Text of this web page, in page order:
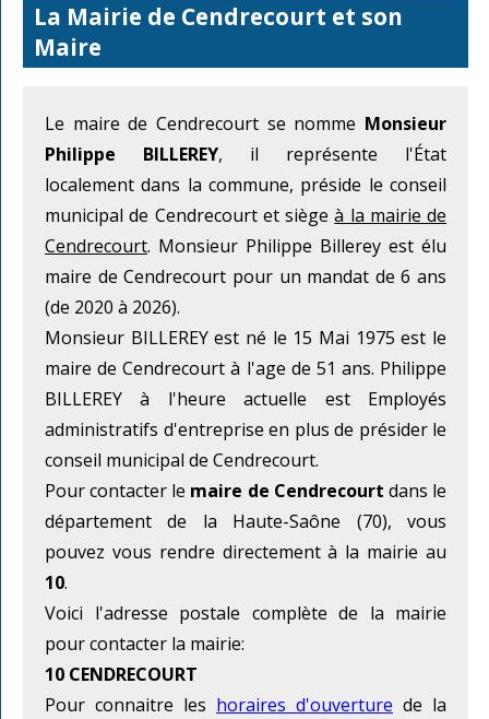
La Mairie de Cendrecourt et son
Maire
Le maire de Cendrecourt se nomme Monsieur
Philippe BILLEREY, il représente l'État
localement dans la commune, préside le conseil
municipal de Cendrecourt et siègeà la mairie de
Cendrecourt. Monsieur Philippe Billerey est élu
maire de Cendrecourt pour un mandat de 6 ans
(de 2020 à 2026).
Monsieur BILLEREY est né le 15 Mai 1975 est le
maire de Cendrecourt à l'age de 51 ans. Philippe
BILLEREY à l'heure actuelle est Employés
administratifs d'entreprise en plus de présider le
conseil municipal de Cendrecourt.
Pour contacter le maire de Cendrecourt dans le
département de la Haute-Saône (70), vous
pouvez vous rendre directement à la mairie au
10.
Voici l'adresse postale complète de la mairie
pour contacter la mairie:
10 CENDRECOURT
Pour connaitre les horaires d'ouverture de la